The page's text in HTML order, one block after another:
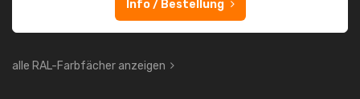
Info / Bestellung
alle RAL-Farbfächer anzeigen